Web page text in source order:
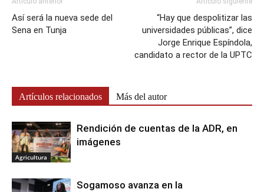
Así será la nueva sede del
Sena en Tunja
“Hay que despolitizar las
universidades públicas”, dice
Jorge Enrique Espíndola,
candidato a rector de la UPTC
Artículos relacionados Más del autor
Agricultura
Rendición de cuentas de la ADR, en
imágenes
Sogamoso avanza en la